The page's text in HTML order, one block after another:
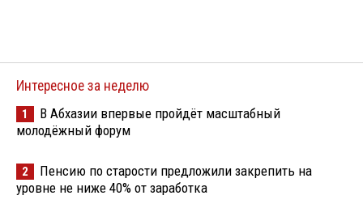
Интересное за неделю
1
В Абхазии впервые пройдёт масштабный
молодёжный форум
2
Пенсию по старости предложили закрепить на
уровне не ниже 40% от заработка